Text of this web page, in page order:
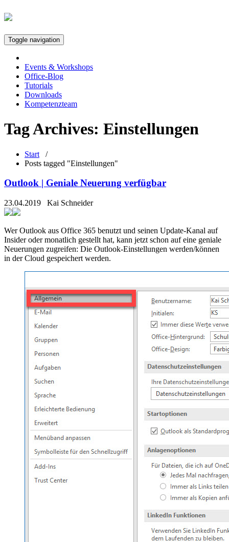
Toggle navigation
Events & Workshops
Office-Blog
Tutorials
Downloads
Kompetenzteam
Tag Archives: Einstellungen
Start /
Posts tagged "Einstellungen"
Outlook | Geniale Neuerung verfügbar
23.04.2019 Kai Schneider
Wer Outlook aus Office 365 benutzt und seinen Update-Kanal auf
Insider oder monatlich gestellt hat, kann jetzt schon auf eine geniale
Neuerungen zugreifen: Die Outlook-Einstellungen werden/können
in der Cloud gespeichert werden.